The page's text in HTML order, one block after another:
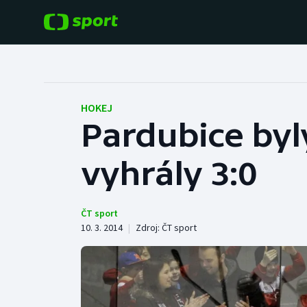
Hokej
Tenis
Cyklistika
Baseball a softbal
Basketbal
Boby a skeleton
Box
HOKEJ
Pardubice
vyhrály 3:0
ČT sport
10. 3. 2014 | Zdroj: ČT sport